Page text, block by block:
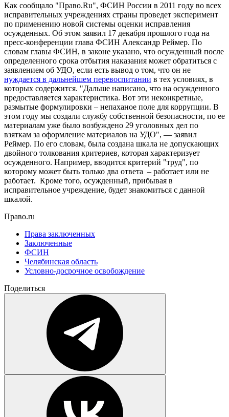
Как сообщало "Право.Ru", ФСИН России в 2011 году во всех
исправительных учреждениях страны проведет эксперимент
по применению новой системы оценки исправления
осужденных. Об этом заявил 17 декабря прошлого года на
пресс-конференции глава ФСИН Александр Реймер. По
словам главы ФСИН, в законе указано, что осужденный после
определенного срока отбытия наказания может обратиться с
заявлением об УДО, если есть вывод о том, что он не
нуждается в дальнейшем перевоспитании в тех условиях, в
которых содержится. "Дальше написано, что на осужденного
предоставляется характеристика. Вот эти неконкретные,
размытые формулировки – непаханое поле для коррупции. В
этом году мы создали службу собственной безопасности, по ее
материалам уже было возбуждено 29 уголовных дел по
взяткам за оформление материалов на УДО", — заявил
Реймер. По его словам, была создана шкала не допускающих
двойного толкования критериев, которая характеризует
осужденного. Например, вводится критерий "труд", по
которому может быть только два ответа – работает или не
работает. Кроме того, осужденный, прибывая в
исправительное учреждение, будет знакомиться с данной
шкалой.
Право.ru
Права заключенных
Заключенные
ФСИН
Челябинская область
Условно-досрочное освобождение
Поделиться